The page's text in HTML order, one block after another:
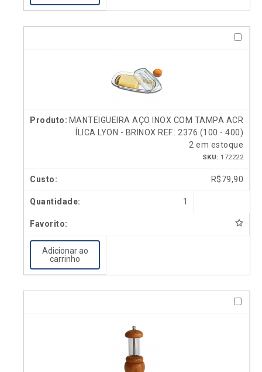
MANTEIGUEIRA AÇO INOX COM TAMPA ACR
ÍLICA LYON - BRINOX REF.: 2376 (100 - 400)
2 em estoque
SKU: 172222
R$79,90
1
Adicionar ao
carrinho